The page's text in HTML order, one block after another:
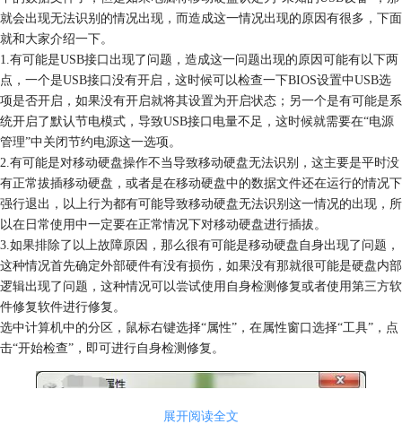
就会出现无法识别的情况出现，而造成这一情况出现的原因有很多，下面
就和大家介绍一下。
1.有可能是USB接口出现了问题，造成这一问题出现的原因可能有以下两
点，一个是USB接口没有开启，这时候可以检查一下BIOS设置中USB选
项是否开启，如果没有开启就将其设置为开启状态；另一个是有可能是系
统开启了默认节电模式，导致USB接口电量不足，这时候就需要在“电源
管理”中关闭节约电源这一选项。
2.有可能是对移动硬盘操作不当导致移动硬盘无法识别，这主要是平时没
有正常拔插移动硬盘，或者是在移动硬盘中的数据文件还在运行的情况下
强行退出，以上行为都有可能导致移动硬盘无法识别这一情况的出现，所
以在日常使用中一定要在正常情况下对移动硬盘进行插拔。
3.如果排除了以上故障原因，那么很有可能是移动硬盘自身出现了问题，
这种情况首先确定外部硬件有没有损伤，如果没有那就很可能是硬盘内部
逻辑出现了问题，这种情况可以尝试使用自身检测修复或者使用第三方软
件修复软件进行修复。
选中计算机中的分区，鼠标右键选择“属性”，在属性窗口选择“工具”，点
击“开始检查”，即可进行自身检测修复。
展开阅读全文